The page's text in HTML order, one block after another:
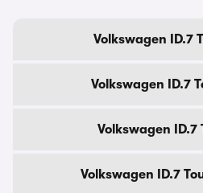
Volkswagen ID.7
Volkswagen ID.7
Volkswagen ID.7
Volkswagen ID.7